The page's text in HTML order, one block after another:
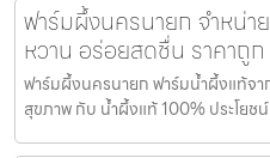
ฟาร์มผึ้งนครนายก จำหน่า
หวาน อร่อยสดชื่น ราคาถูก
ฟาร์มผึ้งนครนายก ฟาร์มน้ำผึ้งแท้จา
สุขภาพ กับ น้ำผึ้งแท้ 100% ประโยช